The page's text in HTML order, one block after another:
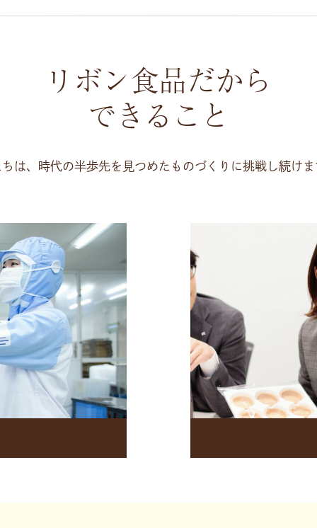
リボン食品だから
できること
は、時代の半歩先を見つめたものづくりに挑戦し続け